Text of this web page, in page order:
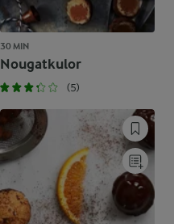
30 MIN
Nougatkulor
(5)